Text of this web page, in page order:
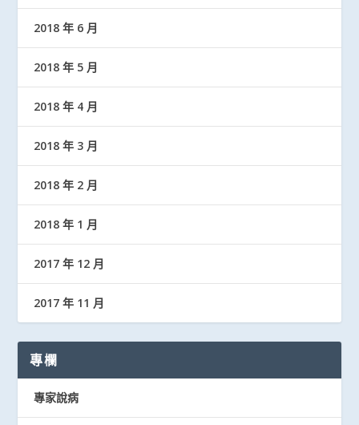
2018 年 6 月
2018 年 5 月
2018 年 4 月
2018 年 3 月
2018 年 2 月
2018 年 1 月
2017 年 12 月
2017 年 11 月
專欄
專家說病